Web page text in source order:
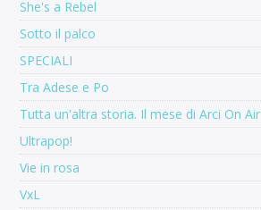
She's a Rebel
Sotto il palco
SPECIALI
Tra Adese e Po
Tutta un'altra storia. Il mese di Arci On Air
Ultrapop!
Vie in rosa
VxL